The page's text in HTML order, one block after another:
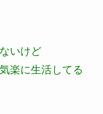
いけど
楽に生活してる